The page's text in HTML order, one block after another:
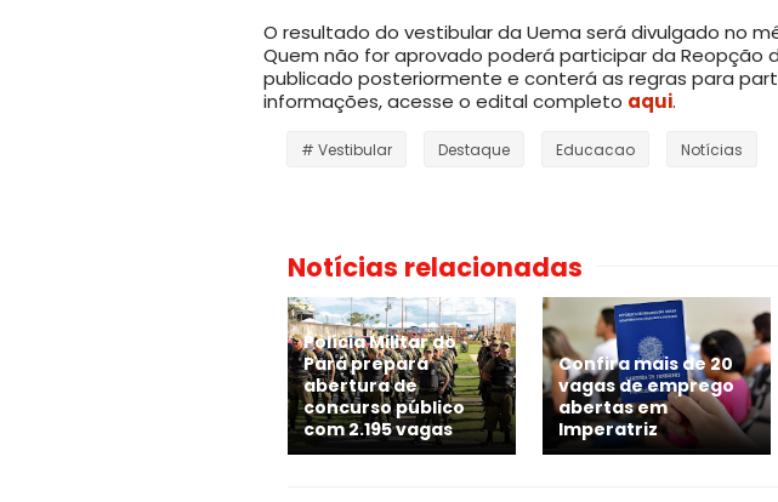
O resultado do vestibular da Uema será divulgado no
Quem não for aprovado poderá participar da Reopção
publicado posteriormente e conterá as regras para
informações, acesse o edital completo aqui.
# Vestibular Destaque Educacao Notícias
Notícias relacionadas
Polícia Militar do
Pará prepara
abertura de
concurso público
com 2.195 vagas
Confira mais de 20
vagas de emprego
abertas em
Imperatriz